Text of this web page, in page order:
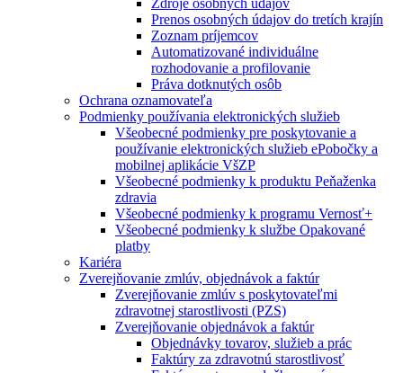
Zdroje osobných údajov
Prenos osobných údajov do tretích krajín
Zoznam príjemcov
Automatizované individuálne
rozhodovanie a profilovanie
Práva dotknutých osôb
Ochrana oznamovateľa
Podmienky používania elektronických služieb
Všeobecné podmienky pre poskytovanie a
používanie elektronických služieb ePobočky a
mobilnej aplikácie VšZP
Všeobecné podmienky k produktu Peňaženka
zdravia
Všeobecné podmienky k programu Vernosť+
Všeobecné podmienky k službe Opakované
platby
Kariéra
Zverejňovanie zmlúv, objednávok a faktúr
Zverejňovanie zmlúv s poskytovateľmi
zdravotnej starostlivosti (PZS)
Zverejňovanie objednávok a faktúr
Objednávky tovarov, služieb a prác
Faktúry za zdravotnú starostlivosť